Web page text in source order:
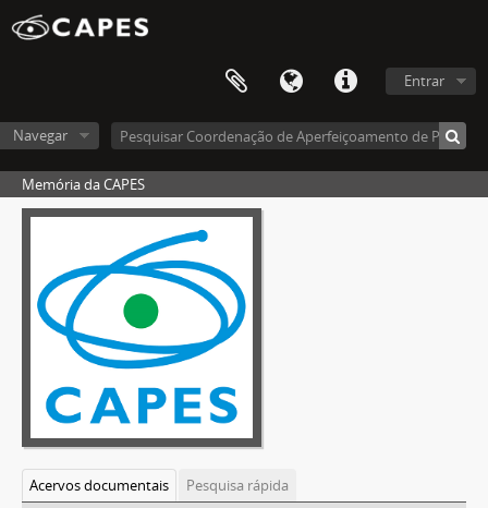
Entrar
Navegar
Memória da CAPES
Acervos documentais
Pesquisa rápida